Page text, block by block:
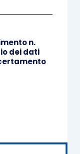
la
633/1972
n.
dei dati